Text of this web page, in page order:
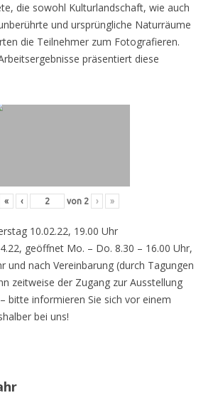
die sowohl Kulturlandschaft, wie auch
und ursprüngliche Naturräume
die Teilnehmer zum Fotografieren.
präsentiert diese
« ‹ von 2 › »
10.02.22, 19.00 Uhr
geöffnet Mo. – Do. 8.30 – 16.00 Uhr,
und nach Vereinbarung (durch Tagungen
zeitweise der Zugang zur Ausstellung
bitte informieren Sie sich vor einem
bei uns!